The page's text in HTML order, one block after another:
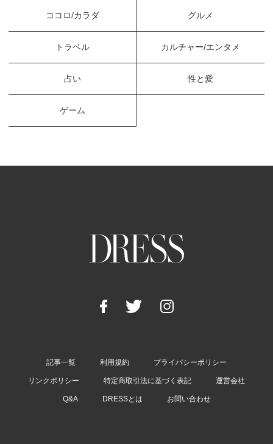
ココロ/カラダ グルメ
トラベル カルチャー/エンタメ
占い 性と愛
ゲーム
記事一覧 利用規約 プライバシーポリシー
リンクポリシー 特定商取引法に基づく表記 運営会社
Q&A DRESSとは お問い合わせ